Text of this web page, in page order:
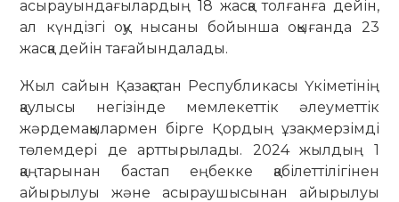
асырауындағылардың 18 жасқа толғанға дейін,
ал күндізгі оқу нысаны бойынша оқығанда 23
жасқа дейін тағайындалады.
Жыл сайын Қазақстан Республикасы Үкіметінің
қаулысы негізінде мемлекеттік әлеуметтік
жәрдемақылармен бірге Қордың ұзақ мерзімді
төлемдері де арттырылады. 2024 жылдың 1
қаңтарынан бастап еңбекке қабілеттілігінен
айырылуы және асыраушысынан айырылуы